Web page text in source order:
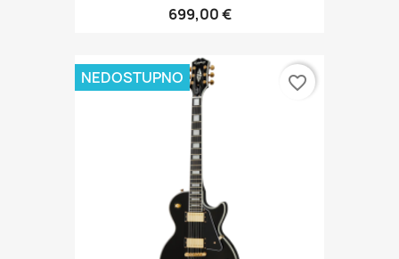
699,00 €
NEDOSTUPNO favorite_border